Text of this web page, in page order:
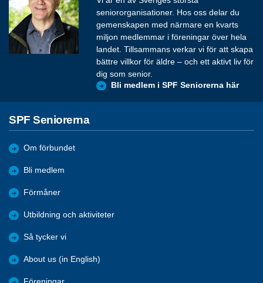
seniororganisationer. Hos oss delar du
gemenskapen med närmare en kvarts
miljon medlemmar i föreningar över hela
landet. Tillsammans verkar vi för att skapa
bättre villkor för äldre – och ett aktivt liv för
dig som senior.
Bli medlem i SPF Seniorerna här
SPF Seniorerna
Om förbundet
Bli medlem
Förmåner
Utbildning och aktiviteter
Så tycker vi
About us (in English)